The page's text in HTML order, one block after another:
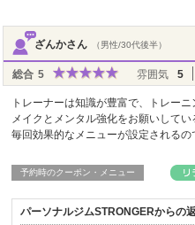
ざんかさん （男性/30代後半）
総合 5 雰囲気 5
トレーナーは知識が豊富で、トレー
メイクとメンタル強化をお願いして
毎回効果的なメニューが設定される
予約時のクーポン・メニュー
パーソナルジムSTRONGERからの